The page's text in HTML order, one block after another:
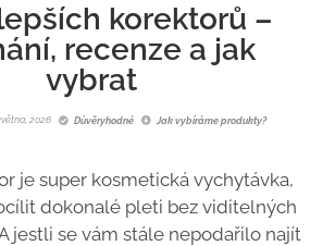
korektorů –
recenze a jak
vybrat
2026 Důvěryhodné Jak vybíráme produkty?
je super kosmetická vychytávka,
dokonalé pleti bez viditelných
jestli se vám stále nepodařilo najít